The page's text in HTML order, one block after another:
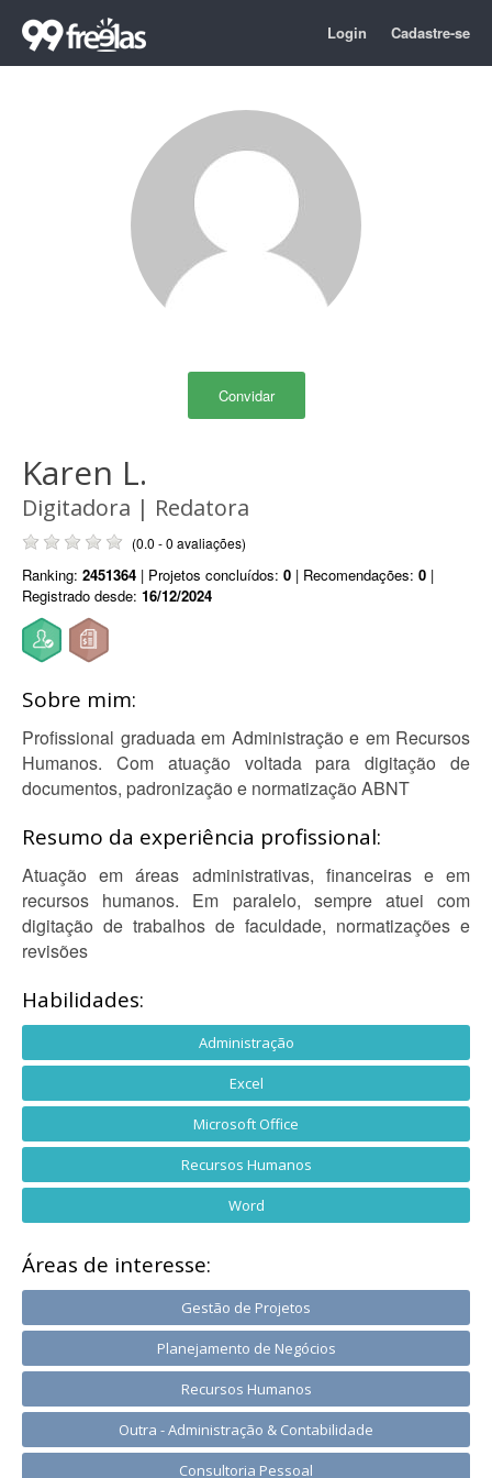
Login Cadastre-se
Convidar
Karen L.
Digitadora | Redatora
(0.0 - 0 avaliações)
Ranking: 2451364 | Projetos concluídos: 0 | Recomendações: 0 |
Registrado desde: 16/12/2024
Sobre mim:
Profissional graduada em Administração e em Recursos
Humanos. Com atuação voltada para digitação de
documentos, padronização e normatização ABNT
Resumo da experiência profissional:
Atuação em áreas administrativas, financeiras e em
recursos humanos. Em paralelo, sempre atuei com
digitação de trabalhos de faculdade, normatizações e
revisões
Habilidades:
Administração
Excel
Microsoft Office
Recursos Humanos
Word
Áreas de interesse:
Gestão de Projetos
Planejamento de Negócios
Recursos Humanos
Outra - Administração & Contabilidade
Consultoria Pessoal